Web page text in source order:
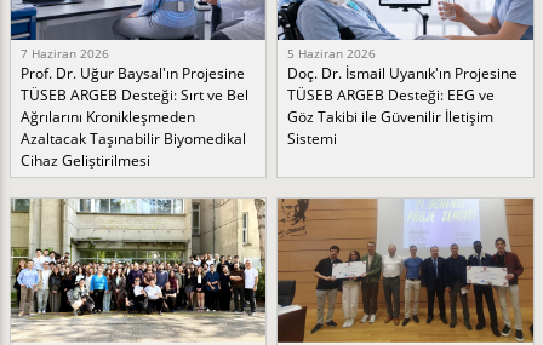
7 Haziran 2026
Prof. Dr. Uğur Baysal'ın Projesine
TÜSEB ARGEB Desteği: Sırt ve Bel
Ağrılarını Kronikleşmeden
Azaltacak Taşınabilir Biyomedikal
Cihaz Geliştirilmesi
5 Haziran 2026
Doç. Dr. İsmail Uyanık'ın Projesine
TÜSEB ARGEB Desteği: EEG ve
Göz Takibi ile Güvenilir İletişim
Sistemi